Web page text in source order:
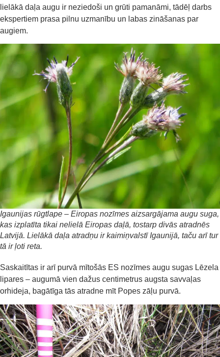
lielākā daļa augu ir neziedoši un grūti pamanāmi, tādēļ darbs
ekspertiem prasa pilnu uzmanību un labas zināšanas par
augiem.
Igaunijas rūgtlape – Eiropas nozīmes aizsargājama augu suga,
kas izplatīta tikai nelielā Eiropas daļā, tostarp divās atradnēs
Latvijā. Lielākā daļa atradņu ir kaimiņvalstī Igaunijā, taču arī tur
tā ir ļoti reta.
Saskaitītas ir arī purvā mītošās ES nozīmes augu sugas Lēzela
lipares – augumā vien dažus centimetrus augsta savvaļas
orhideja, bagātīga tās atradne mīt Popes zāļu purvā.